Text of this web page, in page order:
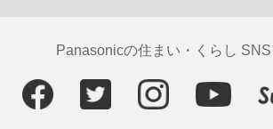
Panasonicの住まい・くらし SNS